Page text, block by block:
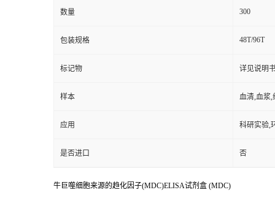
数量 300
包装规格 48T/96T
标记物 详见说明
样本 血清,血浆,
应用 科研实验,
是否进口 否
牛巨噬细胞来源的趋化因子(MDC)ELISA试剂盒 (MDC)